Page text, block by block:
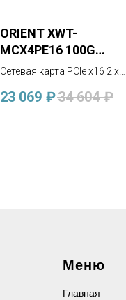
ORIENT XWT-
MCX4PE16 100G
2QSFP28
Сетевая карта PCIe x16 2 x
23 069 ₽34 604 ₽
Меню
Главная